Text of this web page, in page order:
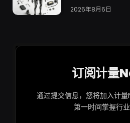
2026年8月6日
订阅计量
通过提交信息，您将加入计量
第一时间掌握行业